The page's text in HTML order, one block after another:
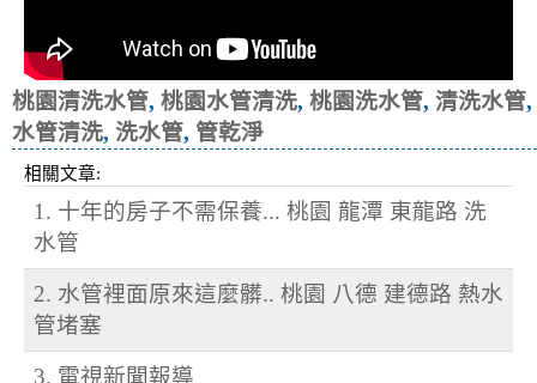
桃園清洗水管, 桃園水管清洗, 桃園洗水管, 清洗水管,
水管清洗, 洗水管, 管乾淨
相關文章:
1. 十年的房子不需保養... 桃園 龍潭 東龍路 洗
水管
2. 水管裡面原來這麼髒.. 桃園 八德 建德路 熱水
管堵塞
3. 電視新聞報導